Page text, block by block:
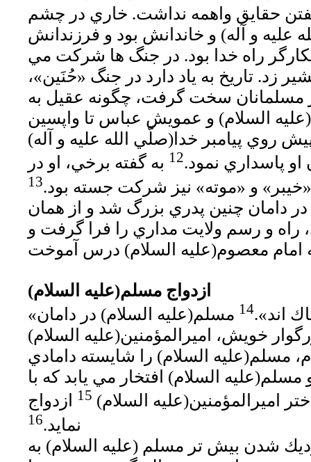
حقايق واهمه نداشت. خاري در چشم
عليه و آله) و خاندانش بود و فرزندانش
راه خدا بود. در جنگ ها شركت مي
زد. تاريخ به ياد دارد در جنگ «حُنَين»،
مسلمانان سخت گرفت، چگونه عقيل به
السلام) و عمويش عباس تا واپسين
روي پيامبر خدا(صلّي الله عليه و آله)
پاسداري نمود.12 به گفته برخي، او در
و «موته» نيز شركت جسته بود.13
دامان چنين پدري بزرگ شد و از همان
راه و رسم ولايت مداري را فرا گرفت و
ازدواج مسلم(عليه السلام)
اند».14 مسلم(عليه السلام) در دامان
خويش، اميرالمؤمنين(عليه السلام)
مسلم(عليه السلام) را شايسته دامادي
السلام) افتخار مي يابد كه با
اميرالمؤمنين(عليه السلام) 15
ازدواج
نمايد.16
شدن بيش تر مسلم (عليه السلام) به